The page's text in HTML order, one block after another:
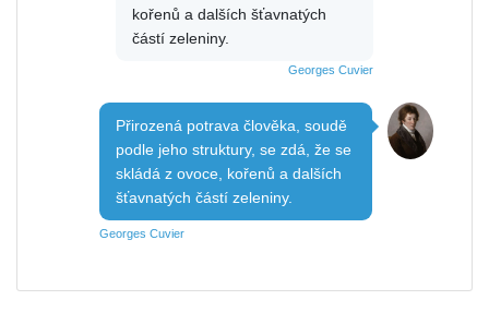
kořenů a dalších šťavnatých
částí zeleniny.
Georges Cuvier
Přirozená potrava člověka, soudě
podle jeho struktury, se zdá, že se
skládá z ovoce, kořenů a dalších
šťavnatých částí zeleniny.
Georges Cuvier